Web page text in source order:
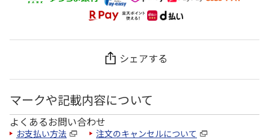
シェアする
マークや記載内容について
よくあるお問い合わせ
お支払い方法 注文のキャンセルについて